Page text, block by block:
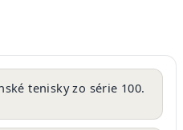
tenisky zo série 100.